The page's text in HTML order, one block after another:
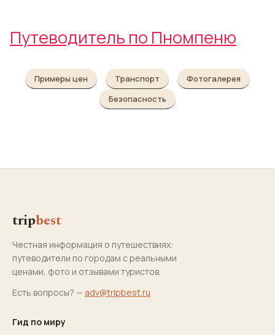
Путеводитель по Пномпеню
Примеры цен Транспорт
Фотогалерея
Безопасность
tripbest
Честная информация о путешествиях:
путеводители по городам с реальными
ценами, фото и отзывами туристов.
Есть вопросы? — adv@tripbest.ru
Гид по миру